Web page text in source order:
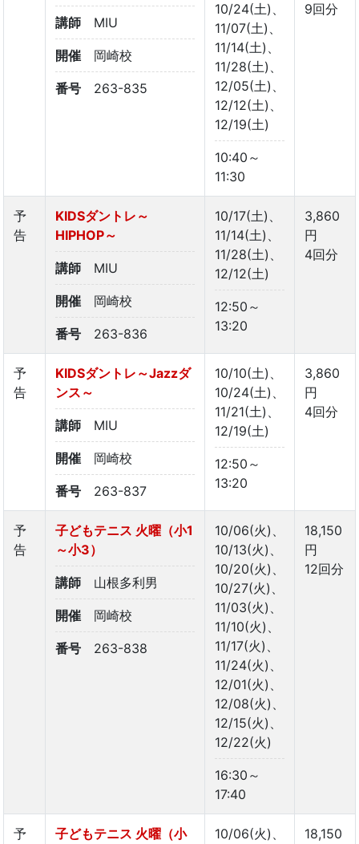
講師 MIU
開催 岡崎校
番号 263-835
10/24(土)、
11/07(土)、
11/14(土)、
11/28(土)、
12/05(土)、
12/12(土)、
12/19(土)
10:40～
11:30
9回分
予
告
KIDSダントレ～
HIPHOP～
講師 MIU
開催 岡崎校
番号 263-836
10/17(土)、
11/14(土)、
11/28(土)、
12/12(土)
12:50～
13:20
3,860
円
4回分
予
告
KIDSダントレ～Jazzダ
ンス～
講師 MIU
開催 岡崎校
番号 263-837
10/10(土)、
10/24(土)、
11/21(土)、
12/19(土)
12:50～
13:20
3,860
円
4回分
予
告
子どもテニス 火曜（小1
～小3）
講師 山根多利男
開催 岡崎校
番号 263-838
10/06(火)、
10/13(火)、
10/20(火)、
10/27(火)、
11/03(火)、
11/10(火)、
11/17(火)、
11/24(火)、
12/01(火)、
12/08(火)、
12/15(火)、
12/22(火)
16:30～
17:40
18,150
円
12回分
予
子どもテニス 火曜（小
10/06(火)、
18,150